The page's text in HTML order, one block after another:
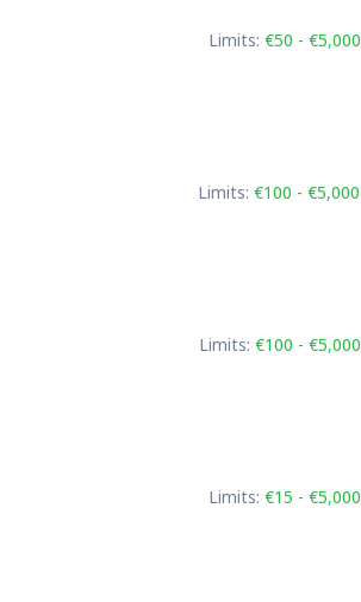
Limits: €50 - €5,000
Limits: €100 - €5,000
Limits: €100 - €5,000
Limits: €15 - €5,000